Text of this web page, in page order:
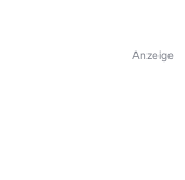
Anzeige